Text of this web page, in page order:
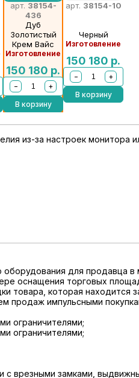
арт. 38154-
436
Дуб
Золотистый
Крем Вайс
Изготовление
150 180 р.
−
+
В корзину
арт. 38154-10
Черный
Изготовление
150 180 р.
−
+
В корзину
из-за настроек монитора
для продавца в
оснащения торговых
товара, которая находится
продаж импульсными
ограничителями;
ограничителями;
с врезными замками,